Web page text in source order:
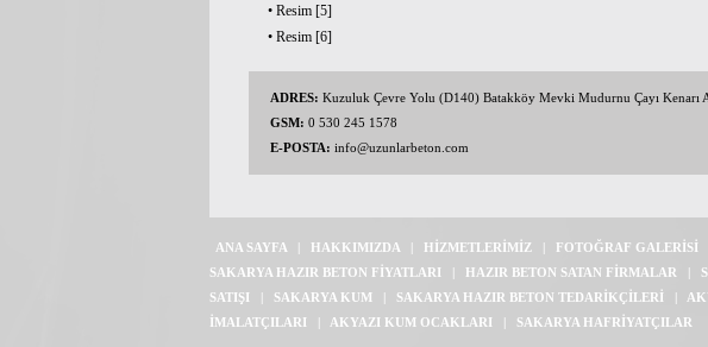
• Resim [5]
• Resim [6]
ADRES: Kuzuluk Çevre Yolu (D140) Batakköy Mevki Mudurnu Çayı Kenarı
GSM: 0 530 245 1578
E-POSTA: info@uzunlarbeton.com
ANA SAYFA| HAKKIMIZDA| HİZMETLERİMİZ| FOTOĞRAF GALERİSİ
SAKARYA HAZIR BETON FİYATLARI | HAZIR BETON SATAN FİRMALAR |
SATIŞI | SAKARYA KUM| SAKARYA HAZIR BETON TEDARİKÇİLERİ |
İMALATÇILARI | AKYAZI KUM OCAKLARI | SAKARYA HAFRİYATÇILAR